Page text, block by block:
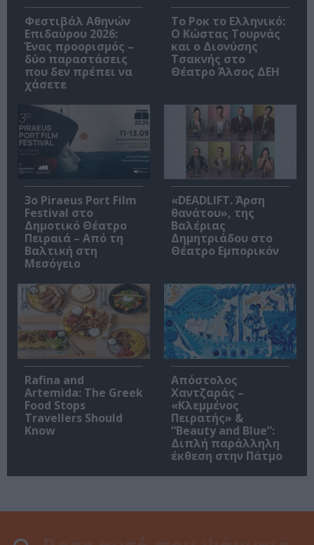
Φεστιβάλ Αθηνών
Επιδαύρου 2026:
Ένας προορισμός –
δύο παραστάσεις
που δεν πρέπει να
χάσετε
Το Ροκ το Ελληνικό:
Ο Κώστας Τουρνάς
και ο Διονύσης
Τσακνής στο
Θέατρο Άλσος ΔΕΗ
3o Piraeus Port Film
Festival στο
Δημοτικό Θέατρο
Πειραιά – Από τη
Βαλτική στη
Μεσόγειο
«DEADLIFT. Άρση
θανάτου», της
Βαλέριας
Δημητριάδου στο
Θέατρο Εμπορικόν
Rafina and
Artemida: The Greek
Food Stops
Travellers Should
Know
Απόστολος
Χαντζαράς –
«Κλεμμένος
Πειρατής» &
“Beauty and Blue”:
Διπλή παράλληλη
έκθεση στην Πάτμο